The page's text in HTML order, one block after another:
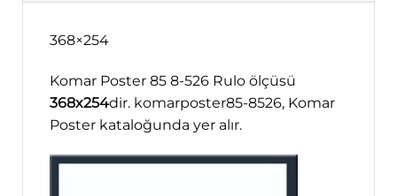
368×254
Komar Poster 85 8-526 Rulo ölçüsü
368x254dir. komarposter85-8526, Komar
Poster kataloğunda yer alır.